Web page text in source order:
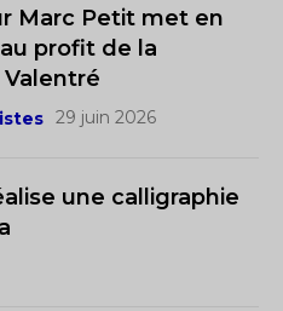
Marc Petit met en
profit de la
29 juin 2026
une calligraphie